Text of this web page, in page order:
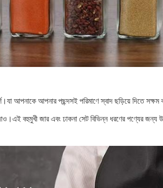
আপনাকে আপনার পছন্দসই পরিমাণে স্বাদ ছড়িয়ে দিতে সক্ষম
বহুমুখী জার এবং ঢাকনা সেট বিভিন্ন ধরণের পণ্যের জন্য